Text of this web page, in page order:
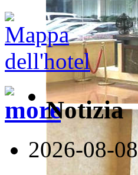
Notizia
2026-08-08